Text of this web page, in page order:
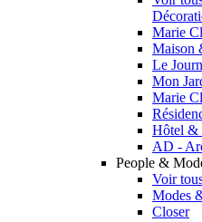
Marie
Maison
Le
Mon
Marie
Hôtel &
AD -
People &
Voir
Modes
Closer